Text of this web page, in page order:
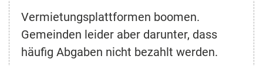
Vermietungsplattformen boomen.
Gemeinden leider aber darunter, dass
häufig Abgaben nicht bezahlt werden.